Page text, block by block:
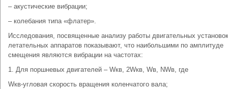
– акустические вибрации;
– колебания типа «флатер».
Исследования, посвященные анализу работы двигательных установок
летательных аппаратов показывают, что наибольшими по амплитуде
смещения являются вибрации на частотах:
1. Для поршневых двигателей – Wкв, 2Wкв, Wв, NWв, где
Wкв-угловая скорость вращения коленчатого вала;